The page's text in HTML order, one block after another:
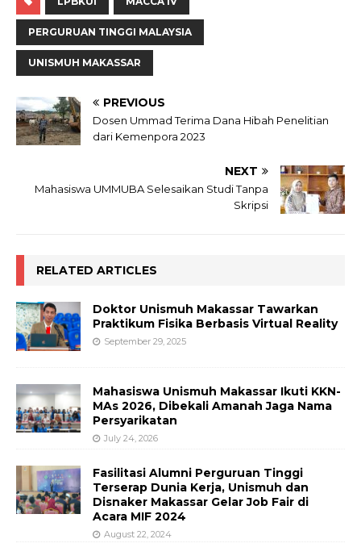
PERGURUAN TINGGI MALAYSIA
UNISMUH MAKASSAR
PREVIOUS
Dosen Ummad Terima Dana Hibah Penelitian
dari Kemenpora 2023
NEXT
Mahasiswa UMMUBA Selesaikan Studi Tanpa
Skripsi
RELATED ARTICLES
Doktor Unismuh Makassar Tawarkan
Praktikum Fisika Berbasis Virtual Reality
September 29, 2025
Mahasiswa Unismuh Makassar Ikuti KKN-
MAs 2026, Dibekali Amanah Jaga Nama
Persyarikatan
July 24, 2026
Fasilitasi Alumni Perguruan Tinggi
Terserap Dunia Kerja, Unismuh dan
Disnaker Makassar Gelar Job Fair di
Acara MIF 2024
August 22, 2024